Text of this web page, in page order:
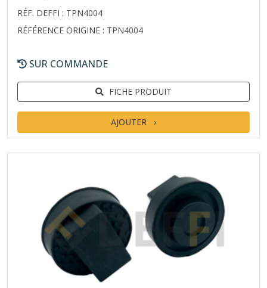
RÉF. DEFFI : TPN4004
RÉFÉRENCE ORIGINE : TPN4004
SUR COMMANDE
FICHE PRODUIT
AJOUTER